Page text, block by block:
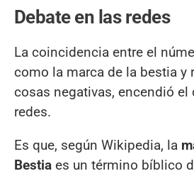
Debate en las redes
La coincidencia entre el
como la marca de la bestia y
cosas negativas, encendió el
redes.
Es que, según Wikipedia, la
Bestia es un término bíblico